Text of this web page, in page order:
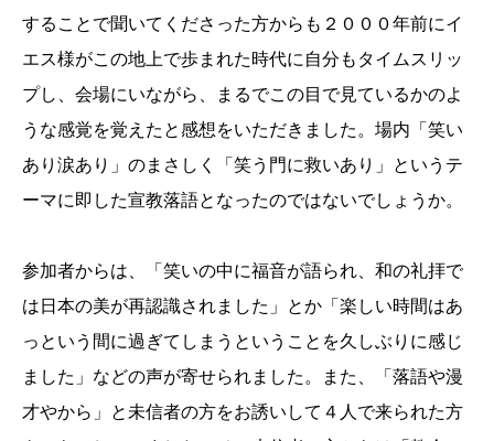
することで聞いてくださった方からも２０００年前にイ
エス様がこの地上で歩まれた時代に自分もタイムスリッ
プし、会場にいながら、まるでこの目で見ているかのよ
うな感覚を覚えたと感想をいただきました。場内「笑い
あり涙あり」のまさしく「笑う門に救いあり」というテ
ーマに即した宣教落語となったのではないでしょうか。
参加者からは、「笑いの中に福音が語られ、和の礼拝で
は日本の美が再認識されました」とか「楽しい時間はあ
っという間に過ぎてしまうということを久しぶりに感じ
ました」などの声が寄せられました。また、「落語や漫
才やから」と未信者の方をお誘いして４人で来られた方